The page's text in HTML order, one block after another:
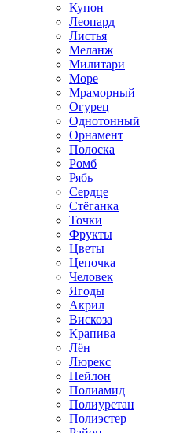
Купон
Леопард
Листья
Меланж
Милитари
Море
Мраморный
Огурец
Однотонный
Орнамент
Полоска
Ромб
Рябь
Сердце
Стёганка
Точки
Фрукты
Цветы
Цепочка
Человек
Ягоды
Акрил
Вискоза
Крапива
Лён
Люрекс
Нейлон
Полиамид
Полиуретан
Полиэстер